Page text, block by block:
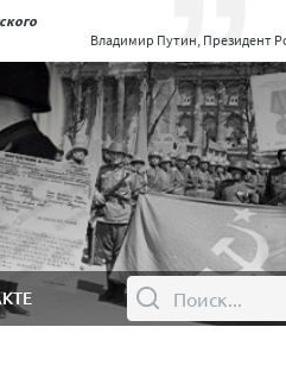
Владимир Путин, Президент